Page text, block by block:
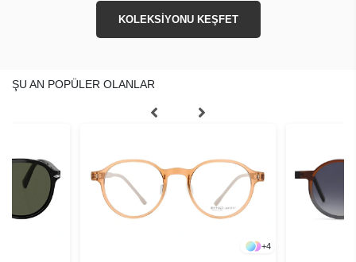
KOLEKSİYONU KEŞFET
ŞU AN POPÜLER OLANLAR
+4